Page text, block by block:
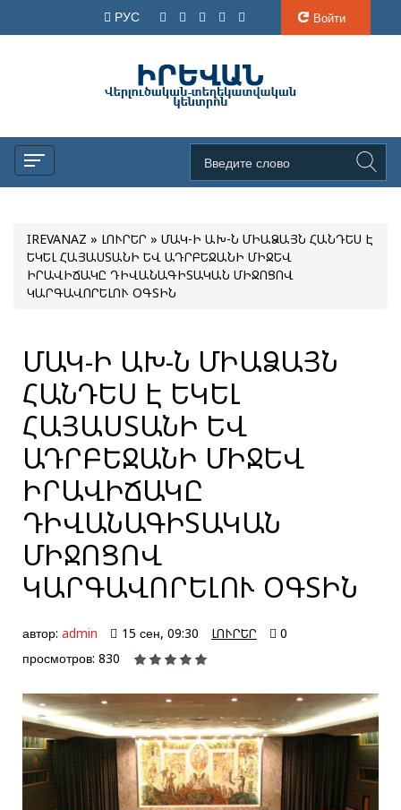
РУС Войти
IREVANAZ » ԼՈՒՐԵՐ » ՄԱԿ-Ի ԱԽ-Ն ՄԻԱՁԱՅՆ ՀԱՆԴԵՍ Է
ԵԿԵԼ ՀԱՅԱՍՏԱՆԻ ԵՎ ԱԴՐԲԵՋԱՆԻ ՄԻՋԵՎ
ԻՐԱՎԻՃԱԿԸ ԴԻՎԱՆԱԳԻՏԱԿԱՆ ՄԻՋՈՑՈՎ
ԿԱՐԳԱՎՈՐԵԼՈՒ ՕԳՏԻՆ
ՄԱԿ-Ի ԱԽ-Ն ՄԻԱՁԱՅՆ
ՀԱՆԴԵՍ Է ԵԿԵԼ
ՀԱՅԱՍՏԱՆԻ ԵՎ
ԱԴՐԲԵՋԱՆԻ ՄԻՋԵՎ
ԻՐԱՎԻՃԱԿԸ
ԴԻՎԱՆԱԳԻՏԱԿԱՆ
ՄԻՋՈՑՈՎ
ԿԱՐԳԱՎՈՐԵԼՈՒ ՕԳՏԻՆ
автор: admin 15 сен, 09:30 ԼՈՒՐԵՐ
0
просмотров: 830